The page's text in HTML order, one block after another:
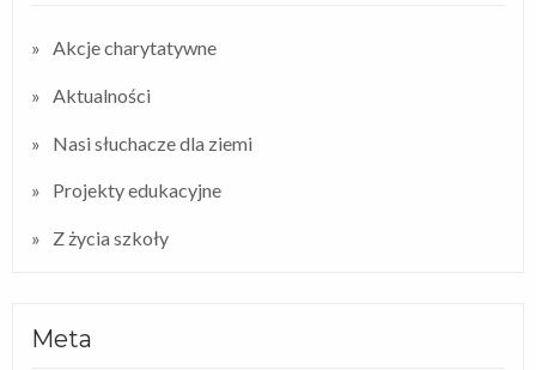
Akcje charytatywne
Aktualności
Nasi słuchacze dla ziemi
Projekty edukacyjne
Z życia szkoły
Meta